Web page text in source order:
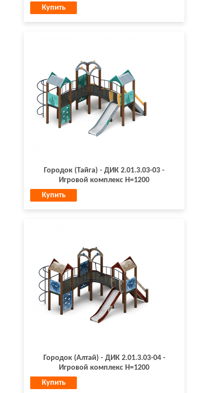
Купить
Городок (Тайга) - ДИК 2.01.3.03-03 -
Игровой комплекс H=1200
Купить
Городок (Алтай) - ДИК 2.01.3.03-04 -
Игровой комплекс H=1200
Купить